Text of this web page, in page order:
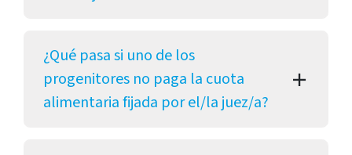
¿Qué pasa si uno de los
progenitores no paga la cuota
alimentaria fijada por el/la juez/a?